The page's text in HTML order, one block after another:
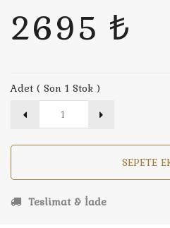
2695 ₺
Adet ( Son 1 Stok )
SEPETE
Teslimat & İade